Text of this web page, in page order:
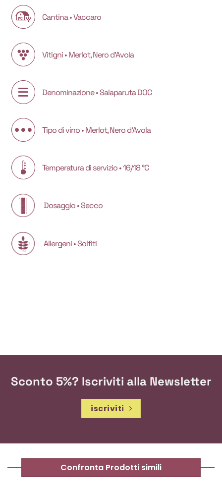
Cantina • Vaccaro
Vitigni • Merlot, Nero d’Avola
Denominazione • Salaparuta DOC
Tipo di vino • Merlot, Nero d’Avola
Temperatura di servizio • 16/18 °C
Dosaggio • Secco
Allergeni • Solfiti
Sconto 5%? Iscriviti alla Newsletter
iscriviti
Confronta Prodotti simili